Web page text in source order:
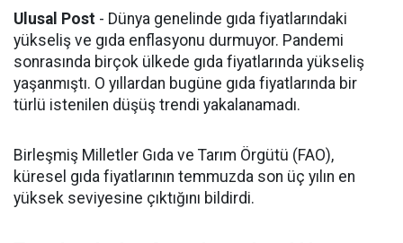
Ulusal Post - Dünya genelinde gıda fiyatlarındaki
yükseliş ve gıda enflasyonu durmuyor. Pandemi
sonrasında birçok ülkede gıda fiyatlarında yükseliş
yaşanmıştı. O yıllardan bugüne gıda fiyatlarında bir
türlü istenilen düşüş trendi yakalanamadı.
Birleşmiş Milletler Gıda ve Tarım Örgütü (FAO),
küresel gıda fiyatlarının temmuzda son üç yılın en
yüksek seviyesine çıktığını bildirdi.